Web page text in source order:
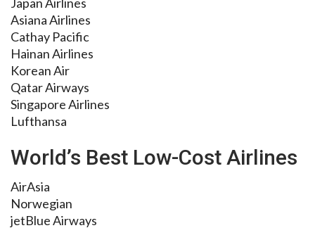
Asiana Airlines
Cathay Pacific
Hainan Airlines
Korean Air
Qatar Airways
Singapore Airlines
Lufthansa
World’s Best Low-Cost Airlines
AirAsia
Norwegian
jetBlue Airways